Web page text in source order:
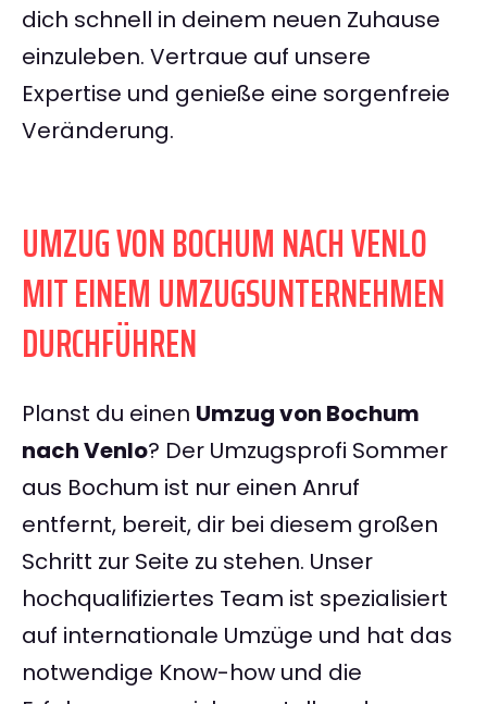
dich schnell in deinem neuen Zuhause
einzuleben. Vertraue auf unsere
Expertise und genieße eine sorgenfreie
Veränderung.
UMZUG VON BOCHUM NACH VENLO
MIT EINEM UMZUGSUNTERNEHMEN
DURCHFÜHREN
Planst du einen Umzug von Bochum
nach Venlo? Der Umzugsprofi Sommer
aus Bochum ist nur einen Anruf
entfernt, bereit, dir bei diesem großen
Schritt zur Seite zu stehen. Unser
hochqualifiziertes Team ist spezialisiert
auf internationale Umzüge und hat das
notwendige Know-how und die